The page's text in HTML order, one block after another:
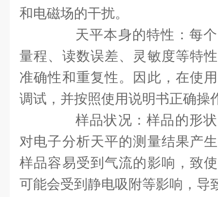
和电磁场的干扰。
天平本身的特性：每个
量程、读数误差、灵敏度等特
准确性和重复性。因此，在使
调试，并按照使用说明书正确操
样品状况：样品的形状
对电子分析天平的测量结果产
样品容易受到气流的影响，致
可能会受到静电吸附等影响，导